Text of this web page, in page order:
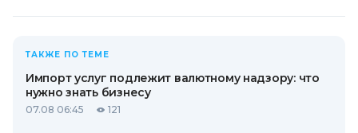
ТАКЖЕ ПО ТЕМЕ
Импорт услуг подлежит валютному надзору: что
нужно знать бизнесу
07.08 06:45 121